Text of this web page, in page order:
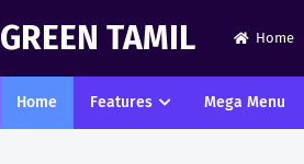
GREEN TAMIL Home
Home Features Mega Menu